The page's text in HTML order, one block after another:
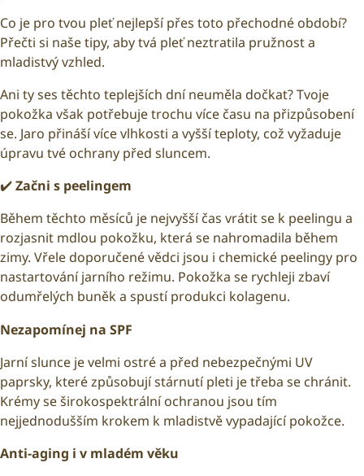
Co je pro tvou pleť nejlepší přes toto přechodné období?
Přečti si naše tipy, aby tvá pleť neztratila pružnost a
mladistvý vzhled.
Ani ty ses těchto teplejších dní neuměla dočkat? Tvoje
pokožka však potřebuje trochu více času na přizpůsobení
se. Jaro přináší více vlhkosti a vyšší teploty, což vyžaduje
úpravu tvé ochrany před sluncem.
✔️Začni s peelingem
Během těchto měsíců je nejvyšší čas vrátit se k peelingu a
rozjasnit mdlou pokožku, která se nahromadila během
zimy. Vřele doporučené vědci jsou i chemické peelingy pro
nastartování jarního režimu. Pokožka se rychleji zbaví
odumřelých buněk a spustí produkci kolagenu.
Nezapomínej na SPF
Jarní slunce je velmi ostré a před nebezpečnými UV
paprsky, které způsobují stárnutí pleti je třeba se chránit.
Krémy se širokospektrální ochranou jsou tím
nejjednodušším krokem k mladistvě vypadající pokožce.
Anti-aging i v mladém věku